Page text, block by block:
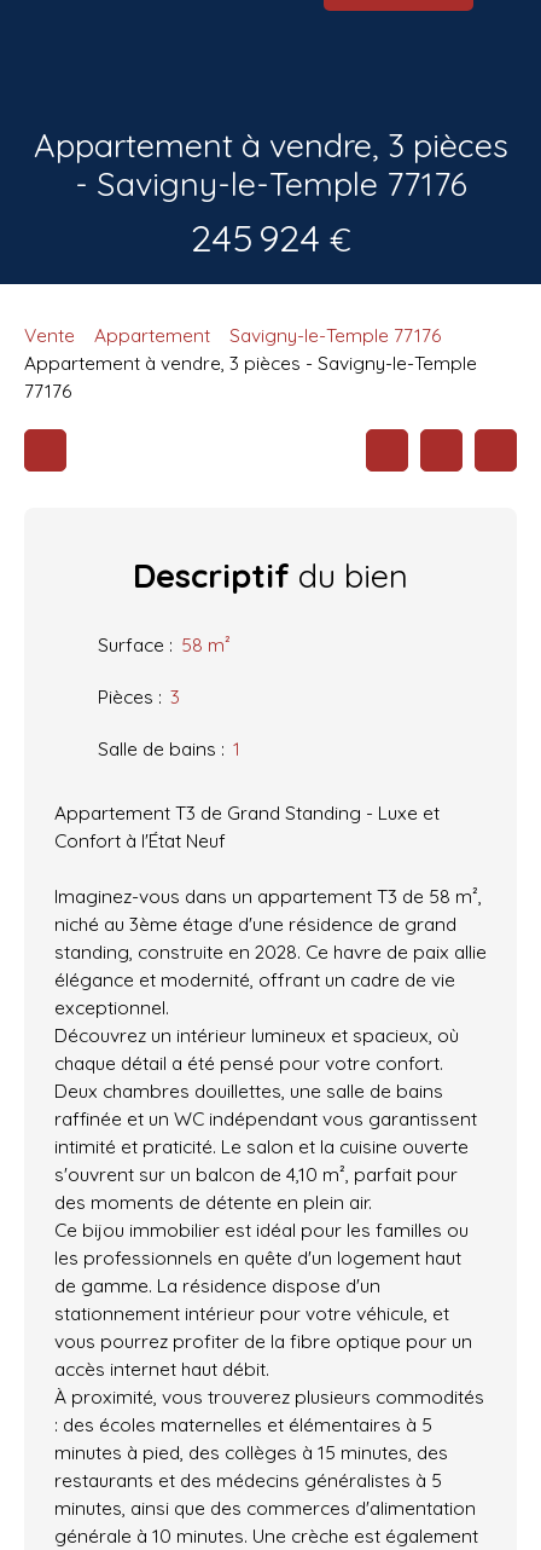
Appartement à vendre, 3 pièces
- Savigny-le-Temple 77176
245 924 €
Vente Appartement
Savigny-le-Temple 77176
Appartement à vendre, 3 pièces - Savigny-le-Temple
77176
Descriptif du bien
Surface : 58 m²
Pièces : 3
Salle de bains : 1
Appartement T3 de Grand Standing - Luxe et
Confort à l'État Neuf
Imaginez-vous dans un appartement T3 de 58 m²,
niché au 3ème étage d'une résidence de grand
standing, construite en 2028. Ce havre de paix allie
élégance et modernité, offrant un cadre de vie
exceptionnel.
Découvrez un intérieur lumineux et spacieux, où
chaque détail a été pensé pour votre confort.
Deux chambres douillettes, une salle de bains
raffinée et un WC indépendant vous garantissent
intimité et praticité. Le salon et la cuisine ouverte
s'ouvrent sur un balcon de 4,10 m², parfait pour
des moments de détente en plein air.
Ce bijou immobilier est idéal pour les familles ou
les professionnels en quête d'un logement haut
de gamme. La résidence dispose d'un
stationnement intérieur pour votre véhicule, et
vous pourrez profiter de la fibre optique pour un
accès internet haut débit.
À proximité, vous trouverez plusieurs commodités
: des écoles maternelles et élémentaires à 5
minutes à pied, des collèges à 15 minutes, des
restaurants et des médecins généralistes à 5
minutes, ainsi que des commerces d'alimentation
générale à 10 minutes. Une crèche est également